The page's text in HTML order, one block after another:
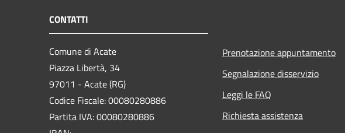
CONTATTI
Comune di Acate
Piazza Libertà, 34
97011 - Acate (RG)
Codice Fiscale: 00080280886
Partita IVA: 00080280886
Prenotazione appuntamento
Segnalazione disservizio
Leggi le FAQ
Richiesta assistenza